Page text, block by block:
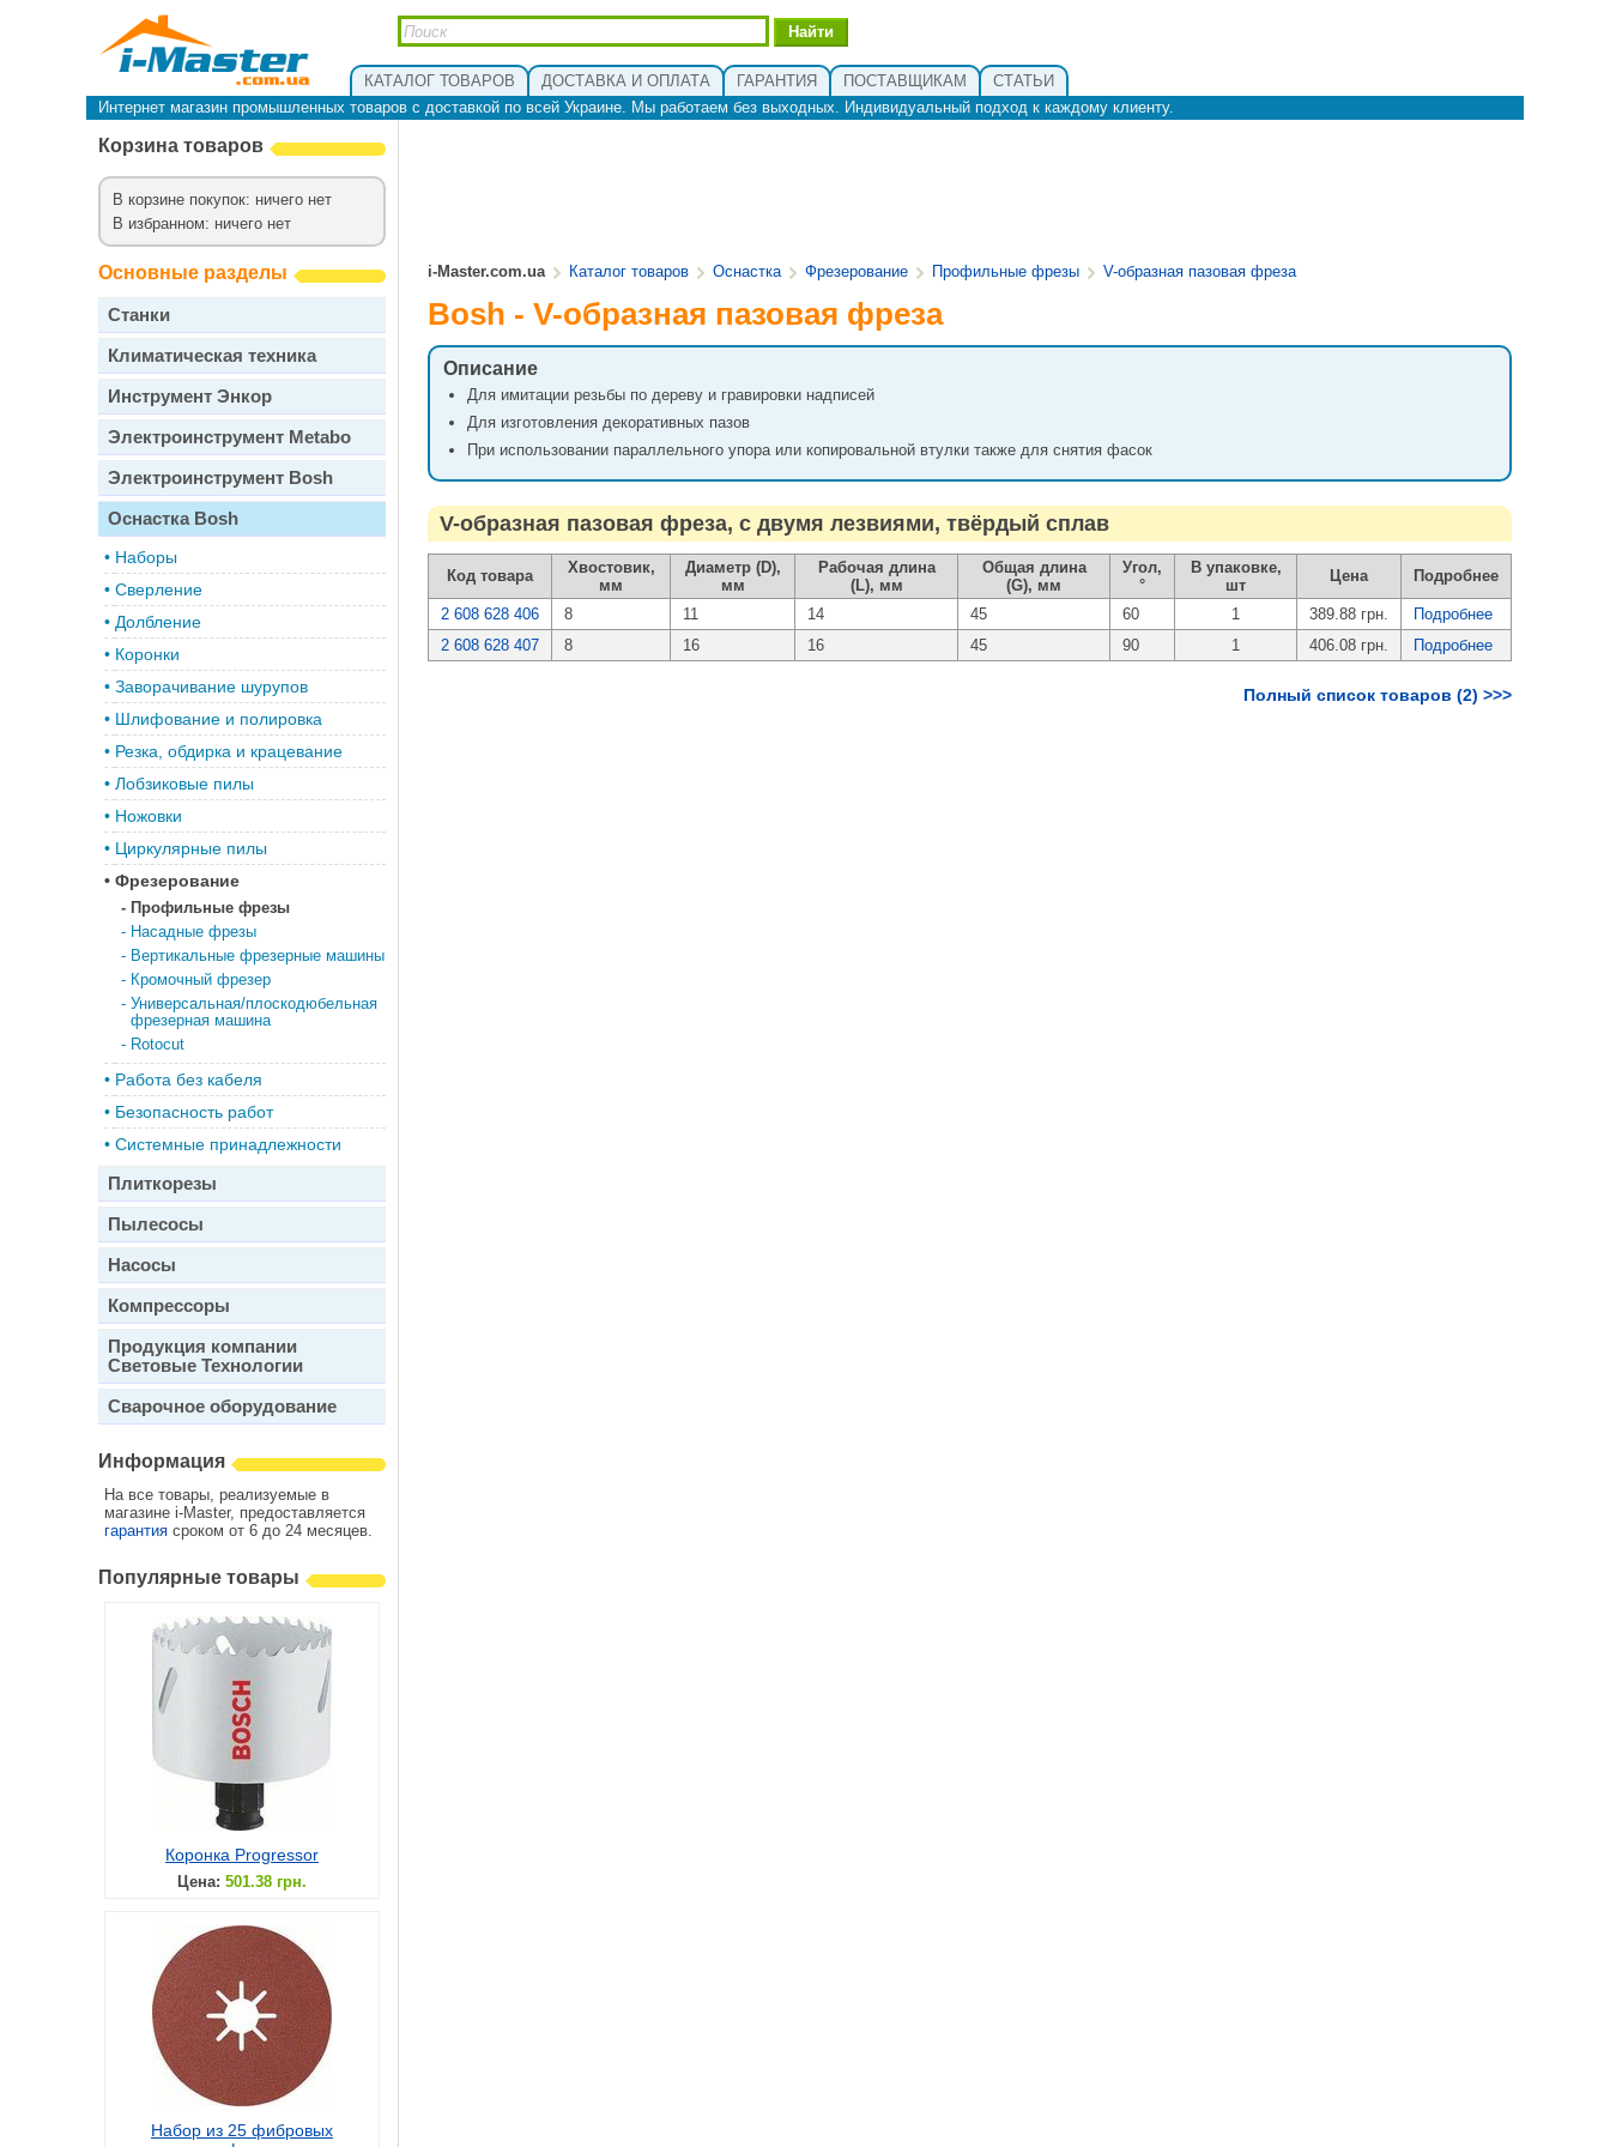
КАТАЛОГ ТОВАРОВ ДОСТАВКА И ОПЛАТА ГАРАНТИЯ ПОСТАВЩИКАМ
СТАТЬИ
Интернет магазин промышленных товаров с доставкой по всей Украине. Мы работаем без выходных. Индивидуальный подход к каждому клиенту.
Корзина товаров
В корзине покупок: ничего нет
В избранном: ничего нет
Основные разделы
Станки
Климатическая техника
Инструмент Энкор
Электроинструмент Metabo
Электроинструмент Bosh
Оснастка Bosh
• Наборы
• Сверление
• Долбление
• Коронки
• Заворачивание шурупов
• Шлифование и полировка
• Резка, обдирка и крацевание
• Лобзиковые пилы
• Ножовки
• Циркулярные пилы
• Фрезерование
- Профильные фрезы
- Насадные фрезы
- Вертикальные фрезерные машины
- Кромочный фрезер
- Универсальная/плоскодюбельная
фрезерная машина
- Rotocut
• Работа без кабеля
• Безопасность работ
• Системные принадлежности
Плиткорезы
Пылесосы
Насосы
Компрессоры
Продукция компании
Световые Технологии
Сварочное оборудование
Информация
На все товары, реализуемые в
магазине i-Master, предоставляется
гарантия сроком от 6 до 24 месяцев.
Популярные товары
Коронка Progressor
Цена: 501.38 грн.
Набор из 25 фибровых
i-Master.com.ua Каталог товаров Оснастка Фрезерование Профильные фрезы V-образная пазовая фреза
Bosh - V-образная пазовая фреза
Описание
Для имитации резьбы по дереву и гравировки надписей
Для изготовления декоративных пазов
При использовании параллельного упора или копировальной втулки также для снятия фасок
V-образная пазовая фреза, с двумя лезвиями, твёрдый сплав
Код товара
Хвостовик,
мм
Диаметр (D),
мм
Рабочая длина
(L), мм
Общая длина
(G), мм
Угол,
°
В упаковке,
шт
Цена Подробнее
2 608 628 406 8 11 14 45 60 1 389.88 грн.
Подробнее
2 608 628 407
8 16 16 45 90 1 406.08 грн. Подробнее
Полный список товаров (2) >>>